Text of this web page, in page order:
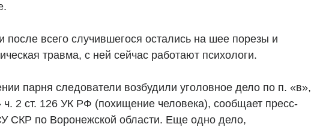
после всего случившегося остались на шее порезы и
травма, с ней сейчас работают психологи.
парня следователи возбудили уголовное дело по п. «в»,
ч. 2 ст. 126 УК РФ (похищение человека), сообщает пресс-
СКР по Воронежской области. Еще одно дело,